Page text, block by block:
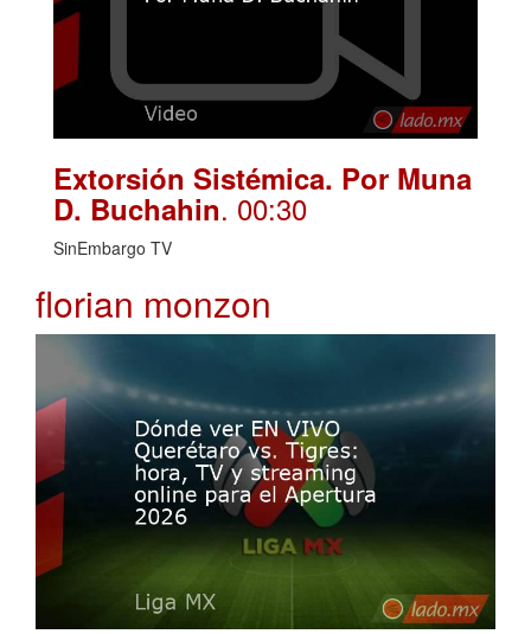
Extorsión Sistémica. Por Muna
D. Buchahin. 00:30
SinEmbargo TV
florian monzon